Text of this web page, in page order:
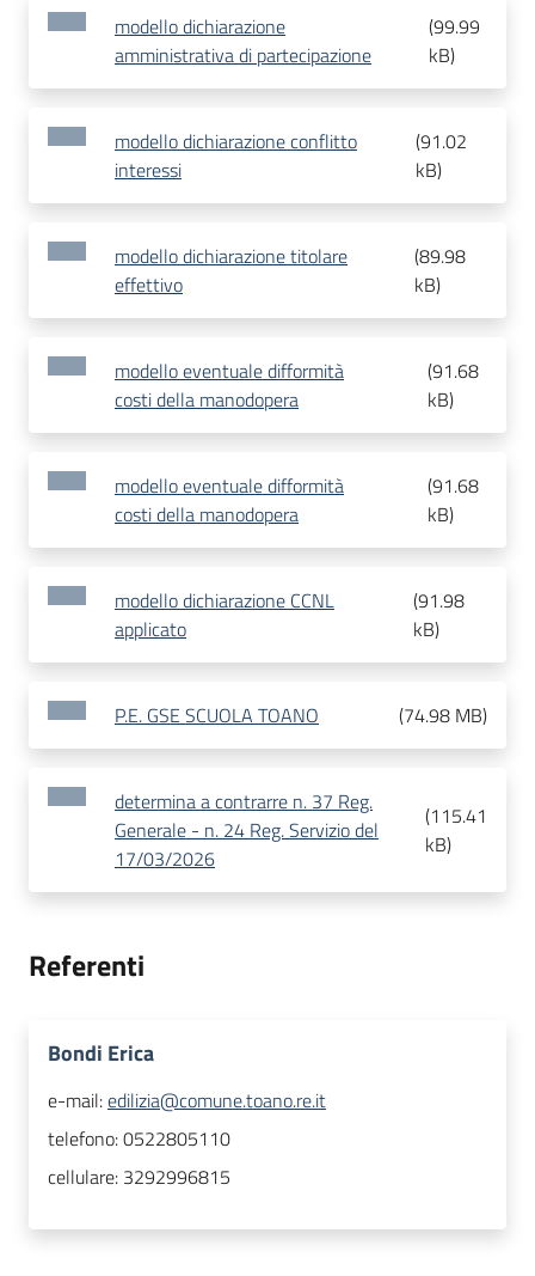
modello dichiarazione
amministrativa di partecipazione
(99.99
kB)
modello dichiarazione conflitto
interessi
(91.02
kB)
modello dichiarazione titolare
effettivo
(89.98
kB)
modello eventuale difformità
costi della manodopera
(91.68
kB)
modello eventuale difformità
costi della manodopera
(91.68
kB)
modello dichiarazione CCNL
applicato
(91.98
kB)
P.E. GSE SCUOLA TOANO (74.98 MB)
determina a contrarre n. 37 Reg.
Generale - n. 24 Reg. Servizio del
17/03/2026
(115.41
kB)
Referenti
Bondi Erica
e-mail:edilizia@comune.toano.re.it
telefono:0522805110
cellulare: 3292996815